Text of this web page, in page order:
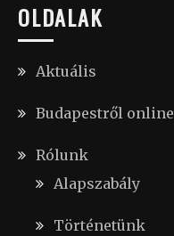
OLDALAK
Aktuális
Budapestről online
Rólunk
Alapszabály
Történetünk